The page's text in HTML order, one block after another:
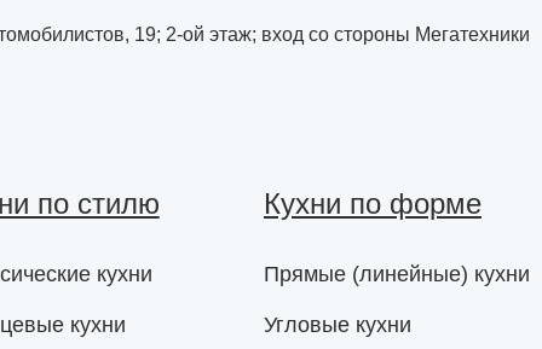
19; 2-ой этаж; вход со стороны Мегатехники
по стилю
кухни
кухни
Кухни по форме
Прямые (линейные) кухни
Угловые кухни